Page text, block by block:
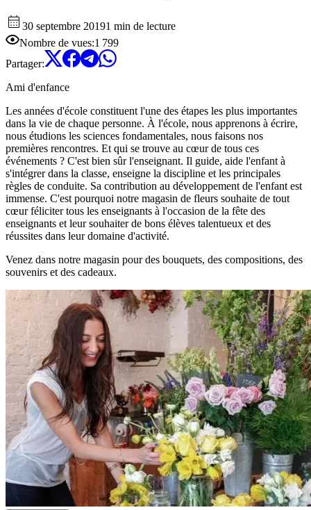
30 septembre 20191 min de lecture
Nombre de vues:1 799
Partager:
Ami d'enfance
Les années d'école constituent l'une des étapes les plus importantes
dans la vie de chaque personne. À l'école, nous apprenons à écrire,
nous étudions les sciences fondamentales, nous faisons nos
premières rencontres. Et qui se trouve au cœur de tous ces
événements ? C'est bien sûr l'enseignant. Il guide, aide l'enfant à
s'intégrer dans la classe, enseigne la discipline et les principales
règles de conduite. Sa contribution au développement de l'enfant est
immense. C'est pourquoi notre magasin de fleurs souhaite de tout
cœur féliciter tous les enseignants à l'occasion de la fête des
enseignants et leur souhaiter de bons élèves talentueux et des
réussites dans leur domaine d'activité.
Venez dans notre magasin pour des bouquets, des compositions, des
souvenirs et des cadeaux.